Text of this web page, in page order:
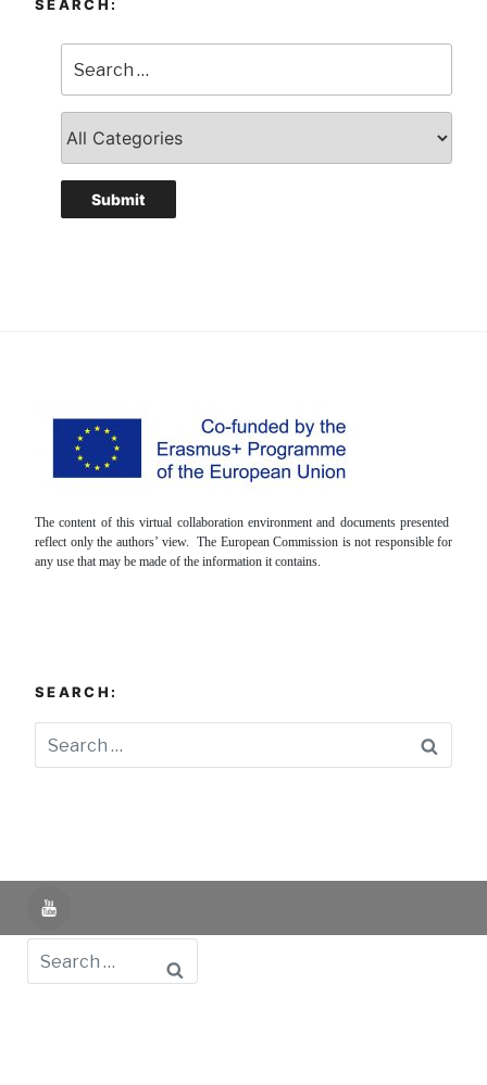
SEARCH:
The content of this virtual collaboration environment and documents presented
reflect only the authors’ view. The European Commission is not responsible for
any use that may be made of the information it contains.
SEARCH:
YouTube